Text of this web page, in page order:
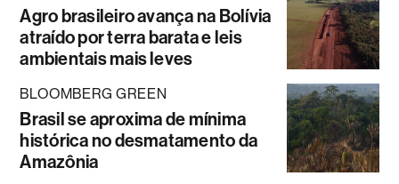
Agro brasileiro avança na Bolívia
atraído por terra barata e leis
ambientais mais leves
BLOOMBERG GREEN
Brasil se aproxima de mínima
histórica no desmatamento da
Amazônia